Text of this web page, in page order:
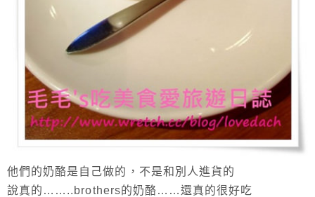
他們的奶酪是自己做的，不是和別人進貨的
說真的……..brothers的奶酪……還真的很好吃